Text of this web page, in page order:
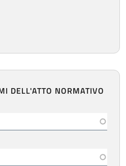
DELL'ATTO NORMATIVO